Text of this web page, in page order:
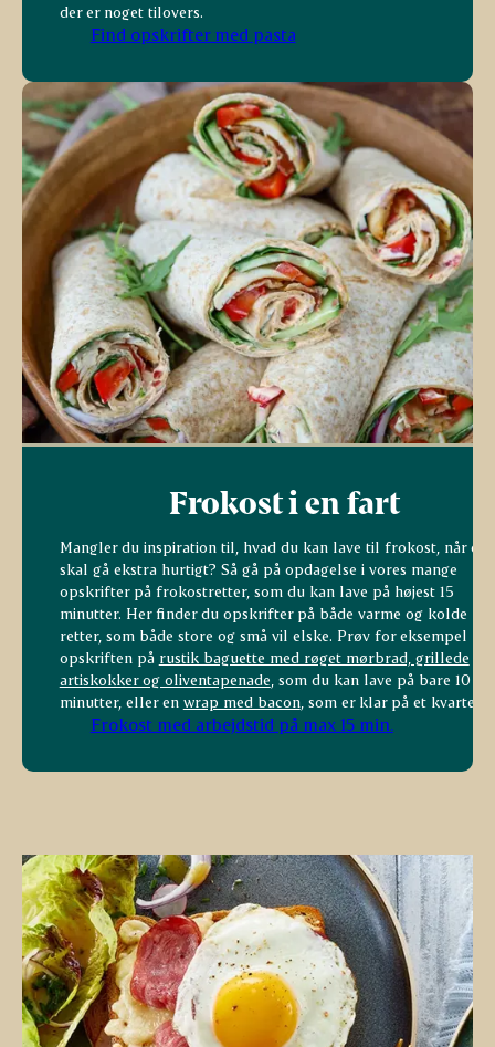
der er noget tilovers.
Find opskrifter med pasta
Frokost i en fart
Mangler du inspiration til, hvad du kan lave til frokost, når det
skal gå ekstra hurtigt? Så gå på opdagelse i vores mange
opskrifter på frokostretter, som du kan lave på højest 15
minutter. Her finder du opskrifter på både varme og kolde
retter, som både store og små vil elske. Prøv for eksempel
opskriften på rustik baguette med røget mørbrad, grillede
artiskokker og oliventapenade , som du kan lave på bare 10
minutter, eller en wrap med bacon, som er klar på et kvarter.
Frokost med arbejdstid på max 15 min.